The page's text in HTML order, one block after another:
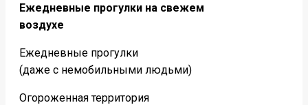
Ежедневные прогулки на свежем
воздухе
Ежедневные прогулки
(даже с немобильными людьми)
Огороженная территория